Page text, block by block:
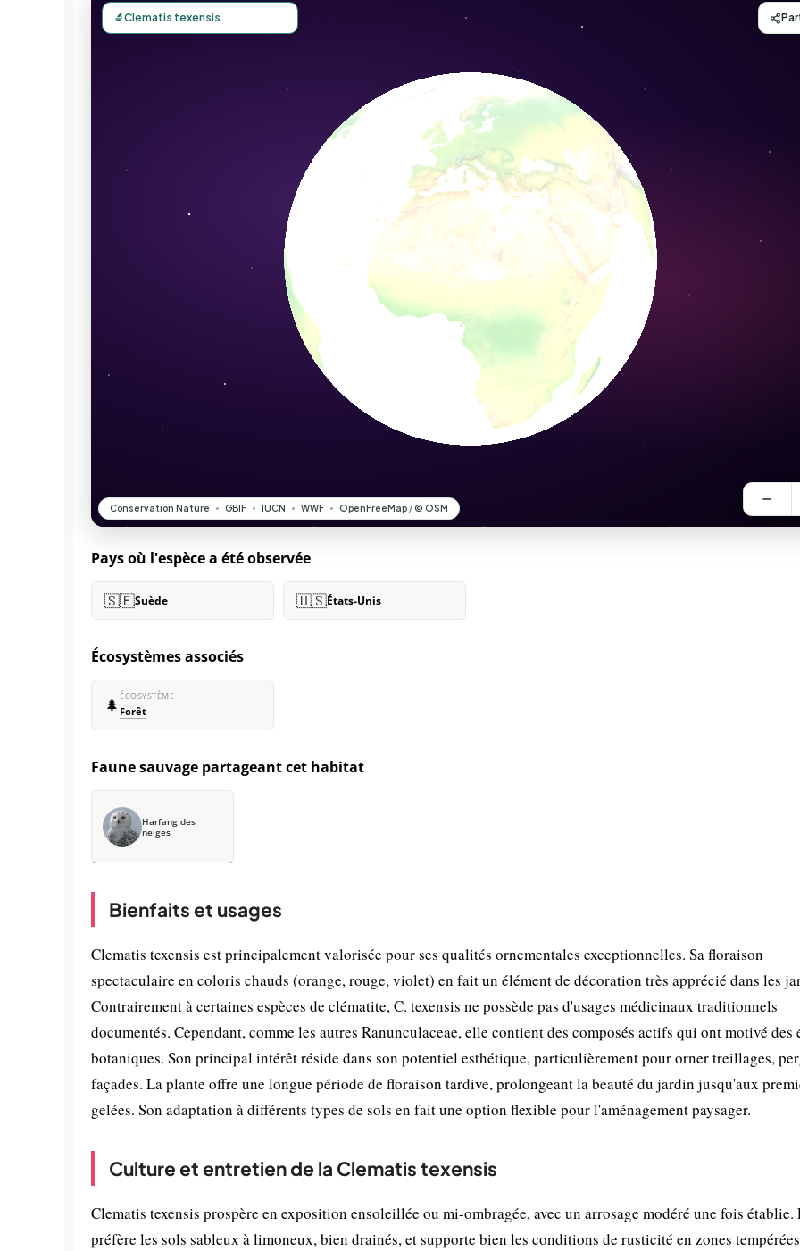
Pays où l'espèce a été observée
🇸🇪Suède 🇺🇸États-Unis
Écosystèmes associés
🌲 ÉCOSYSTÈME
Forêt
Faune sauvage partageant cet habitat
Harfang des
neiges
Bienfaits et usages
Clematis texensis est principalement valorisée pour ses qualités ornementales exceptionnelles. Sa floraison
spectaculaire en coloris chauds (orange, rouge, violet) en fait un élément de décoration très apprécié dans les
Contrairement à certaines espèces de clématite, C. texensis ne possède pas d'usages médicinaux traditionnels
documentés. Cependant, comme les autres Ranunculaceae, elle contient des composés actifs qui ont motivé des
botaniques. Son principal intérêt réside dans son potentiel esthétique, particulièrement pour orner treillages,
façades. La plante offre une longue période de floraison tardive, prolongeant la beauté du jardin jusqu'aux
gelées. Son adaptation à différents types de sols en fait une option flexible pour l'aménagement paysager.
Culture et entretien de la Clematis texensis
Clematis texensis prospère en exposition ensoleillée ou mi-ombragée, avec un arrosage modéré une fois établie.
préfère les sols sableux à limoneux, bien drainés, et supporte bien les conditions de rusticité en zones